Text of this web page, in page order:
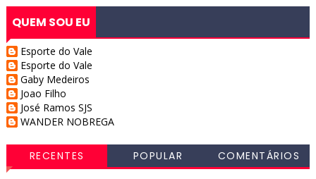
QUEM SOU EU
Esporte do Vale
Esporte do Vale
Gaby Medeiros
Joao Filho
José Ramos SJS
WANDER NOBREGA
RECENTES POPULAR COMENTÁRIOS